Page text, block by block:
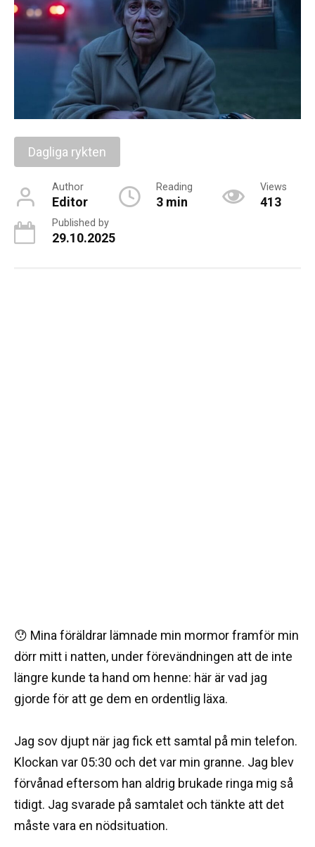
Dagliga rykten
Author
Editor
Reading
3 min
Views
413
Published by
29.10.2025
😯 Mina föräldrar lämnade min mormor framför min
dörr mitt i natten, under förevändningen att de inte
längre kunde ta hand om henne: här är vad jag
gjorde för att ge dem en ordentlig läxa.
Jag sov djupt när jag fick ett samtal på min telefon.
Klockan var 05:30 och det var min granne. Jag blev
förvånad eftersom han aldrig brukade ringa mig så
tidigt. Jag svarade på samtalet och tänkte att det
måste vara en nödsituation.